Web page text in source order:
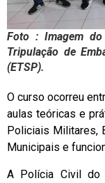
Foto : Imagem do
Tripulação de
(ETSP).
O curso ocorreu
aulas teóricas e
Policiais Militares,
Municipais e
A Polícia Civil do